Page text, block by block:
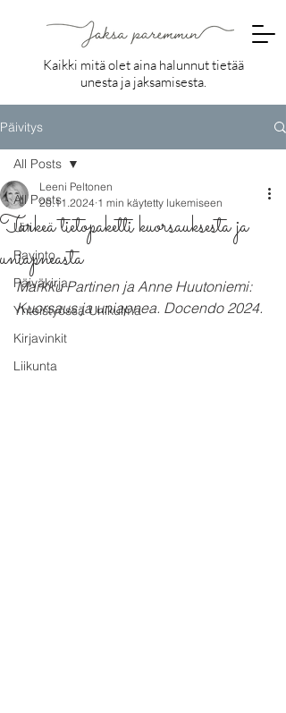
Kaikki mitä olet aina halunnut tietää
unesta ja jaksamisesta.
Päivitys
All Posts
Uni
Ravinto
Päiväkirja
Yhteistyössä Unikulma
Kirjavinkit
Liikunta
All Posts
Tärkeä tietopaketti kuorsauksesta ja
uniapneasta
Leeni Peltonen
20.11.2024 1 min käytetty lukemiseen
Markku Partinen ja Anne Huutoniemi:
Kuorsaus ja uniapnea. Docendo 2024.